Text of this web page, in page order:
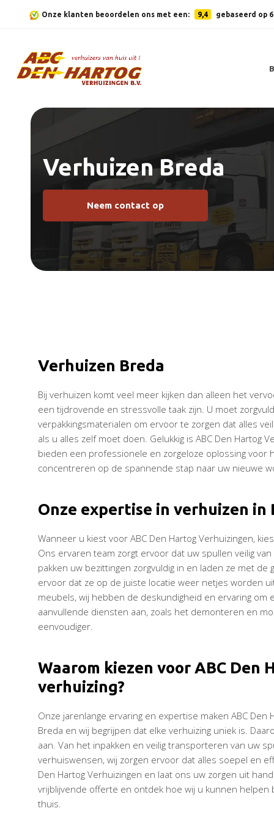
Onze klanten beoordelen ons met een: 9,4 gebaseerd op
Verhuizen Breda
Neem contact op
Verhuizen Breda
Bij verhuizen komt veel meer kijken dan alleen het
een tijdrovende en stressvolle taak zijn. U moet
verpakkingsmaterialen om ervoor te zorgen dat alles
als u alles zelf moet doen. Gelukkig is ABC Den Hartog
bieden een professionele en zorgeloze oplossing
concentreren op de spannende stap naar uw nieuwe
Onze expertise in verhuizen in
Wanneer u kiest voor ABC Den Hartog Verhuizingen,
Ons ervaren team zorgt ervoor dat uw spullen veilig
pakken uw bezittingen zorgvuldig in en laden ze met
ervoor dat ze op de juiste locatie weer netjes worden
meubels, wij hebben de deskundigheid en ervaring om
aanvullende diensten aan, zoals het demonteren en
eenvoudiger.
Waarom kiezen voor ABC Den
verhuizing?
Onze jarenlange ervaring en expertise maken ABC
Breda en wij begrijpen dat elke verhuizing uniek is.
aan. Van het inpakken en veilig transporteren van uw
verhuiswensen, wij zorgen ervoor dat alles soepel en
Den Hartog Verhuizingen en laat ons uw zorgen uit
vrijblijvende offerte en ontdek hoe wij u kunnen helpen
thuis.